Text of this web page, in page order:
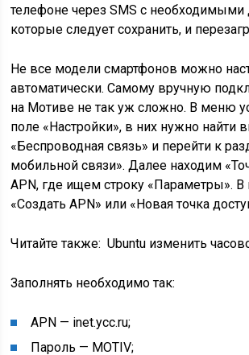
телефоне через SMS с
которые следует сохранить, и
Не все модели смартфонов можно
автоматически. Самому вручную
на Мотиве не так уж сложно. В меню
поле «Настройки», в них нужно найти
«Беспроводная связь» и перейти к
мобильной связи». Далее находим
APN, где ищем строку «Параметры». В
«Создать APN» или «Новая точка
Читайте также: Ubuntu изменить
Заполнять необходимо так:
APN — inet.ycc.ru;
Пароль — MOTIV;